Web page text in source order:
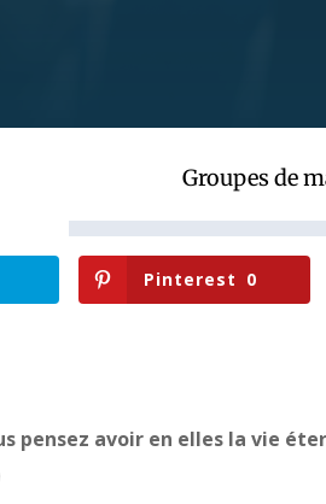
Groupes de
Pinterest 0
pensez avoir en elles la vie